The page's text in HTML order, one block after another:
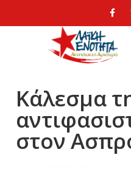
Κάλεσμα
στον